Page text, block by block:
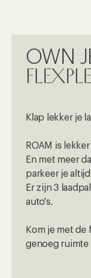
OWN
Klap lekker je
ROAM is
En met meer
parkeer je
Er zijn 3
auto's.
Kom je met
genoeg ruimte